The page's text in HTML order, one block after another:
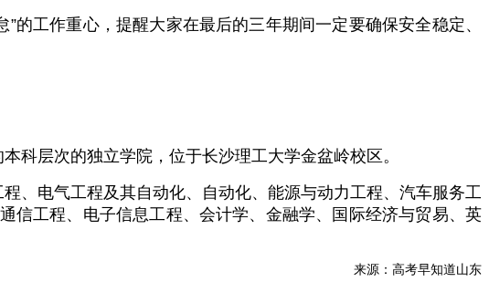
的工作重心，提醒大家在最后的三年期间一定要确保安全稳定、
科层次的独立学院，位于长沙理工大学金盆岭校区。
、电气工程及其自动化、自动化、能源与动力工程、汽车服务工
信工程、电子信息工程、会计学、金融学、国际经济与贸易、英
来源：高考早知道山东